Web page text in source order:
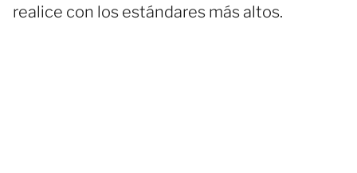
realice con los estándares más altos.